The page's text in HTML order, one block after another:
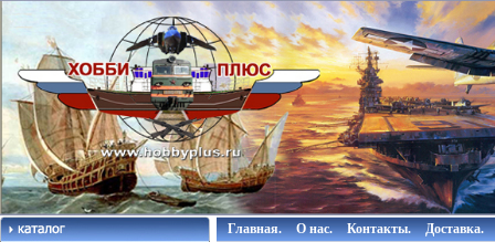
Главная. О нас. Контакты. Доставка.